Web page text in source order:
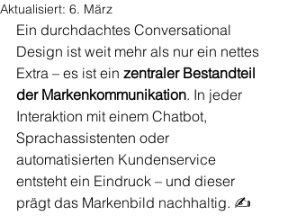
Aktualisiert: 6. März
Ein durchdachtes Conversational
Design ist weit mehr als nur ein nettes
Extra – es ist ein zentraler Bestandteil
der Markenkommunikation. In jeder
Interaktion mit einem Chatbot,
Sprachassistenten oder
automatisierten Kundenservice
entsteht ein Eindruck – und dieser
prägt das Markenbild nachhaltig. ✍️